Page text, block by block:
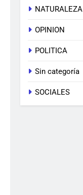
NATURALEZA
OPINION
POLITICA
Sin categoría
SOCIALES